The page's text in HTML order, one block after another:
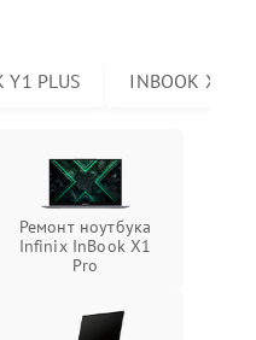
Y1 PLUS INBOOK X2
Ремонт ноутбука
Infinix InBook X1
Pro